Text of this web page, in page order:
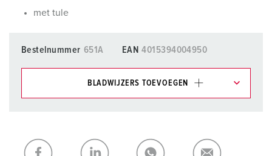
met tule
Bestelnummer 651A EAN 4015394004950
BLADWIJZERS TOEVOEGEN
Mijn lijst TOEVOEGEN